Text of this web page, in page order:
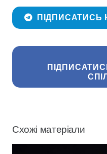
ПІДПИСАТИСЬ
Схожі матеріали